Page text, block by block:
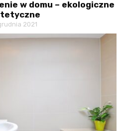
w domu – ekologiczne
2021